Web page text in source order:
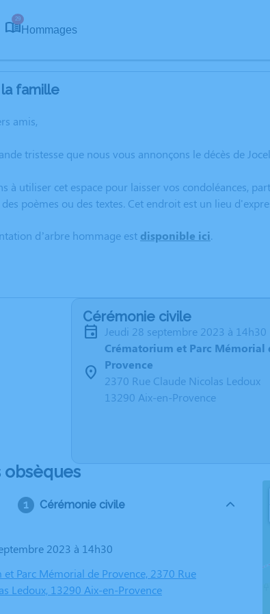
29
Hommages
famille
amis,
tristesse que nous vous annonçons le décès de
à utiliser cet espace pour laisser vos condoléances,
poèmes ou des textes. Cet endroit est un lieu
d’arbre hommage est disponible ici.
Cérémonie civile
jeudi 28 septembre 2023 à 14h30
Crématorium et Parc Mémorial
Provence
2370 Rue Claude Nicolas Ledoux
13290 Aix-en-Provence
Cérémonie civile
2023 à 14h30
et Parc Mémorial de Provence, 2370 Rue
Ledoux, 13290 Aix-en-Provence